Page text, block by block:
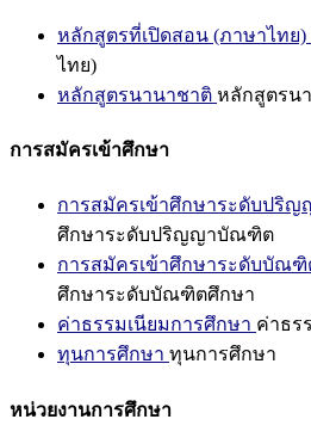
หลักสูตรที่เปิดสอน (ภาษาไทย)
ไทย)
หลักสูตรนานาชาติ หลักสูตรน
การสมัครเข้าศึกษา
การสมัครเข้าศึกษาระดับปริ
ศึกษาระดับปริญญาบัณฑิต
การสมัครเข้าศึกษาระดับบัณ
ศึกษาระดับบัณฑิตศึกษา
ค่าธรรมเนียมการศึกษา ค่าธร
ทุนการศึกษา ทุนการศึกษา
หน่วยงานการศึกษา